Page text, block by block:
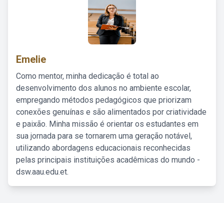
Emelie
Como mentor, minha dedicação é total ao
desenvolvimento dos alunos no ambiente escolar,
empregando métodos pedagógicos que priorizam
conexões genuínas e são alimentados por criatividade
e paixão. Minha missão é orientar os estudantes em
sua jornada para se tornarem uma geração notável,
utilizando abordagens educacionais reconhecidas
pelas principais instituições acadêmicas do mundo -
dsw.aau.edu.et.